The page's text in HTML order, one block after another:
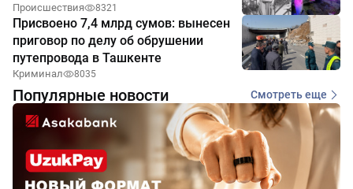
Происшествия 8321
Присвоено 7,4 млрд сумов: вынесен
приговор по делу об обрушении
путепровода в Ташкенте
Криминал 8035
Популярные новости Смотреть еще